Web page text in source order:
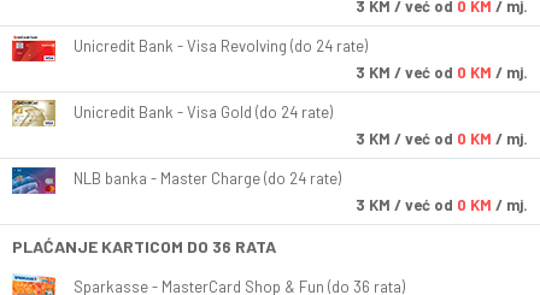
3 KM / već od 0 KM / mj.
Unicredit Bank - Visa Revolving (do 24 rate)
3 KM / već od 0 KM / mj.
Unicredit Bank - Visa Gold (do 24 rate)
3 KM / već od 0 KM / mj.
NLB banka - Master Charge (do 24 rate)
3 KM / već od 0 KM / mj.
PLAĆANJE KARTICOM DO 36 RATA
Sparkasse - MasterCard Shop & Fun (do 36 rata)